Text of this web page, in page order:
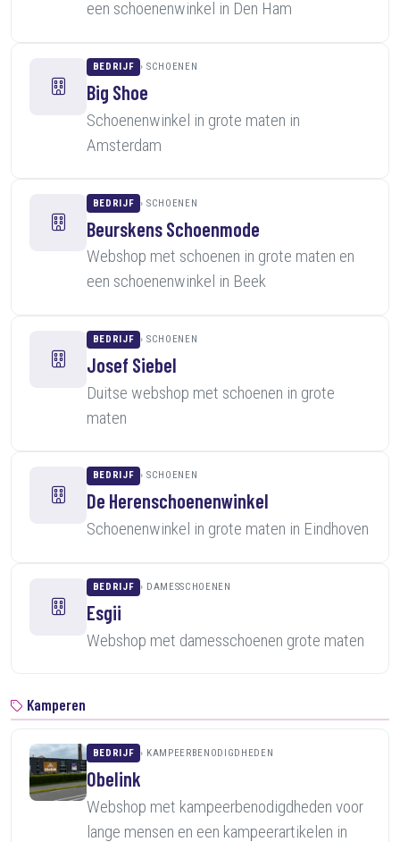
een schoenenwinkel in Den Ham
BEDRIJF SCHOENEN
Big Shoe
Schoenenwinkel in grote maten in
Amsterdam
BEDRIJF SCHOENEN
Beurskens Schoenmode
Webshop met schoenen in grote maten en
een schoenenwinkel in Beek
BEDRIJF SCHOENEN
Josef Siebel
Duitse webshop met schoenen in grote
maten
BEDRIJF SCHOENEN
De Herenschoenenwinkel
Schoenenwinkel in grote maten in Eindhoven
BEDRIJF DAMESSCHOENEN
Esgii
Webshop met damesschoenen grote maten
Kamperen
BEDRIJF KAMPEERBENODIGDHEDEN
Obelink
Webshop met kampeerbenodigdheden voor
lange mensen en een kampeerartikelen in